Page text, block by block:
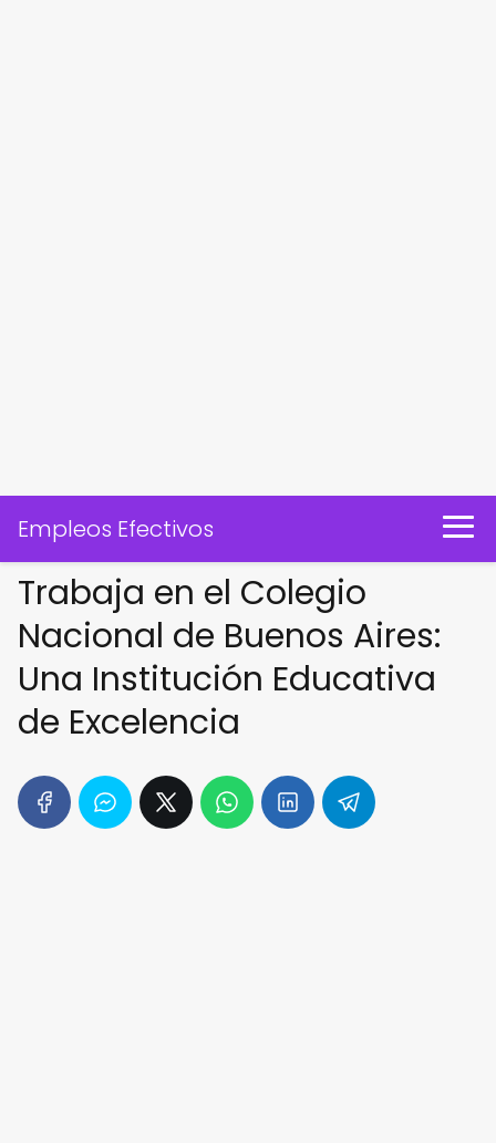
Empleos Efectivos
Trabaja en el Colegio
Nacional de Buenos Aires:
Una Institución Educativa
de Excelencia